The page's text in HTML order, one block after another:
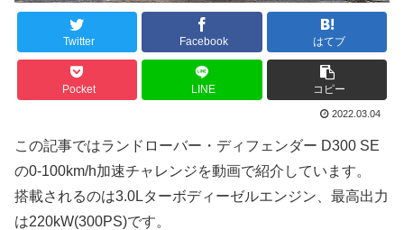
Twitter Facebook はてブ
Pocket LINE コピー
2022.03.04
この記事ではランドローバー・ディフェンダー D300 SE
の0-100km/h加速チャレンジを動画で紹介しています。
搭載されるのは3.0Lターボディーゼルエンジン、最高出力
は220kW(300PS)です。